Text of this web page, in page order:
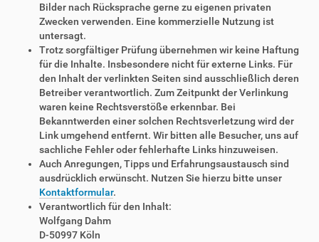
Bilder nach Rücksprache gerne zu eigenen privaten
Zwecken verwenden. Eine kommerzielle Nutzung ist
untersagt.
Trotz sorgfältiger Prüfung übernehmen wir keine Haftung
für die Inhalte. Insbesondere nicht für externe Links. Für
den Inhalt der verlinkten Seiten sind ausschließlich deren
Betreiber verantwortlich. Zum Zeitpunkt der Verlinkung
waren keine Rechtsverstöße erkennbar. Bei
Bekanntwerden einer solchen Rechtsverletzung wird der
Link umgehend entfernt. Wir bitten alle Besucher, uns auf
sachliche Fehler oder fehlerhafte Links hinzuweisen.
Auch Anregungen, Tipps und Erfahrungsaustausch sind
ausdrücklich erwünscht. Nutzen Sie hierzu bitte unser
Kontaktformular.
Verantwortlich für den Inhalt:
Wolfgang Dahm
D-50997 Köln